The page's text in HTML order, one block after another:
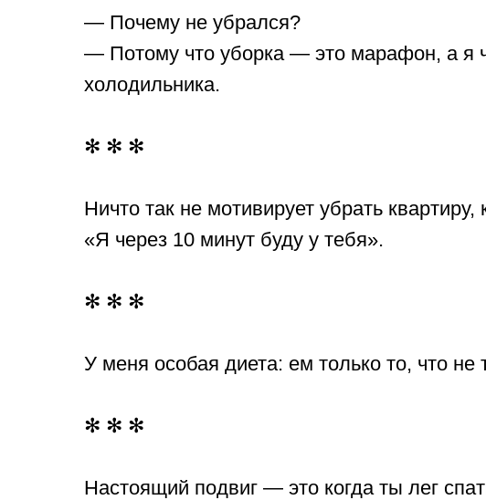
— Почему не убрался?
— Потому что уборка — это марафон, а я
холодильника.
✻ ✻ ✻
Ничто так не мотивирует убрать квартиру,
«Я через 10 минут буду у тебя».
✻ ✻ ✻
У меня особая диета: ем только то, что не
✻ ✻ ✻
Настоящий подвиг — это когда ты лег